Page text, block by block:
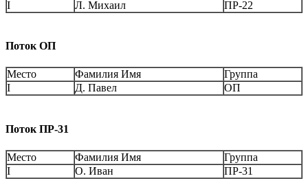
I
Л. Михаил ПР-22
Поток ОП
Место Фамилия Имя
Группа
I
Д. Павел ОП
Поток ПР-31
Место Фамилия Имя
Группа
I
О. Иван ПР-31